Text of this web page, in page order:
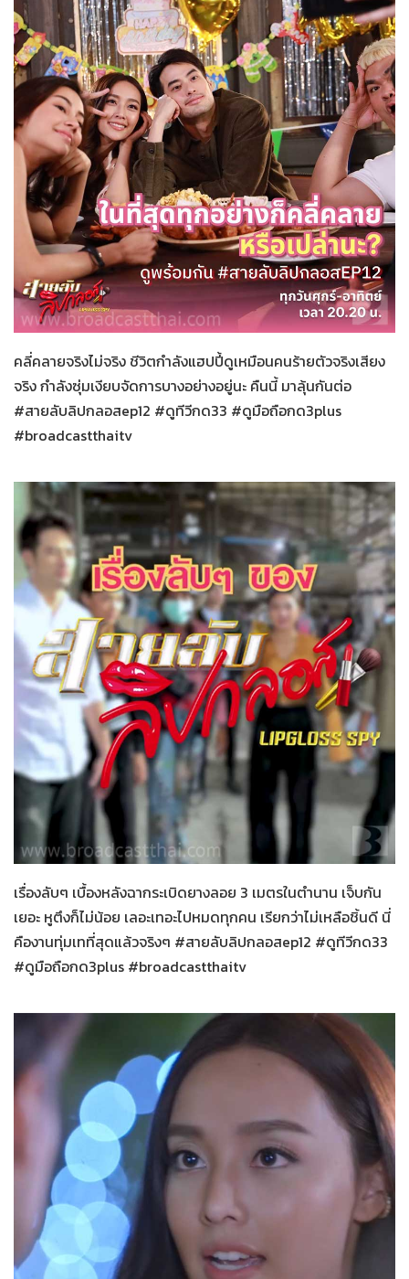
20-11-2565 สายลับลิปกลอส
คลี่คลายจริงไม่จริง ชีวิตกำลังแฮปปี้ดูเหมือนคนร้ายตัวจริงเสียง
จริง กำลังซุ่มเงียบจัดการบางอย่างอยู่นะ คืนนี้ มาลุ้นกันต่อ
#สายลับลิปกลอสep12 #ดูทีวีกด33 #ดูมือถือกด3plus
#broadcastthaitv
20-11-2565 สายลับลิปกลอส
เรื่องลับๆ เบื้องหลังฉากระเบิดยางลอย 3 เมตรในตำนาน เจ็บกัน
เยอะ หูตึงก็ไม่น้อย เลอะเทอะไปหมดทุกคน เรียกว่าไม่เหลือชิ้นดี นี่
คืองานทุ่มเทที่สุดแล้วจริงๆ #สายลับลิปกลอสep12 #ดูทีวีกด33
#ดูมือถือกด3plus #broadcastthaitv